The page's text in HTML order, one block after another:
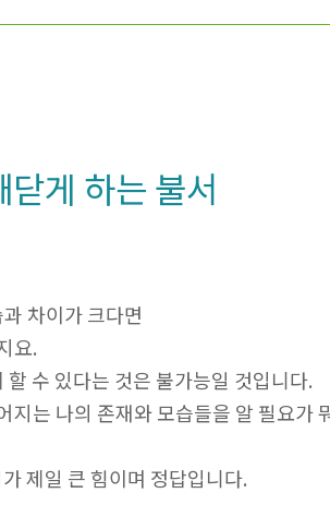
게 하는 불서
차이가 크다면
요.
수 있다는 것은 불가능일 것입니다.
는 나의 존재와 모습들을 알 필요가
제일 큰 힘이며 정답입니다.